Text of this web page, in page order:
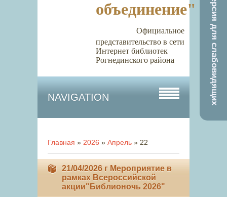
Версия для слабовидящих
объединение"
Официальное
представительство в сети
Интернет библиотек
Рогнединского района
NAVIGATION
Главная » 2026 » Апрель » 22
21/04/2026 г Мероприятие в
рамках Всероссийской
акции"Библионочь 2026"